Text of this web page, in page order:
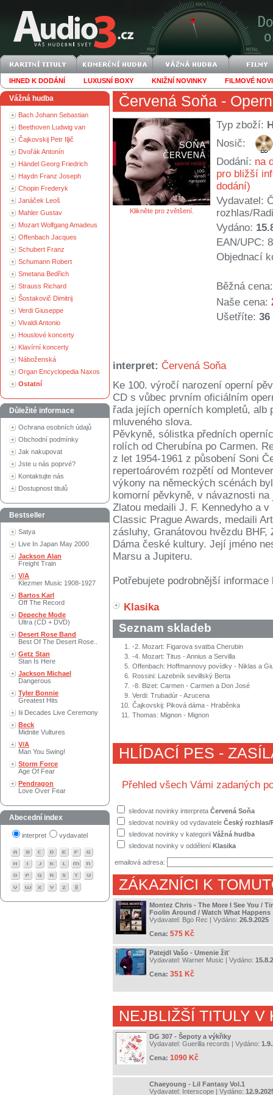
IHNED K DODÁNÍ LUXUSNÍ BOXY KNIŽNÍ NOVINKY FILMOVÉ
Vážná hudba
Bach Johann Sebastian
Beethoven Ludwig van
Čajkovskij Petr Iljič
Dvořák Antonín
Händel Georg Friedrich
Haydn Franz Joseph
Chopin Frederyk
Janáček Leoš
Mahler Gustav
Mozart Wolfgang Amadeus
Offenbach Jacques
Schubert Franz
Schumann Robert
Smetana Bedřich
Strauss Richard
Šostakovič Dimitrij
Verdi Giuseppe
Vivaldi Antonio
Houslové koncerty
Klavírní koncerty
Náboženská
Organ Encyclopedia Naxos
Ostatní
Důležité informace
Ochrana osobních údajů
Obchodní podmínky
Jak nakupovat
Jste u nás poprvé?
Kontaktujte nás
Dostupnost titulů
Bestseller
Satya
Live In Japan May 2000
Jackson Alan
Freight Train
V/A
Klezmer Music 1908-1927
Bartos Karl
Off The Record
Depeche Mode
Ultra (CD + DVD)
Desert Rose Band
Best Of The Desert Rose..
Getz Stan
Stan Is Here
Jackson Michael
Dangerous
Tyler Bonnie
Greatest Hits
Iii Decades Live Ceremony
Beck
Midnite Vultures
V/A
Man You Swing!
Storm Force
Age Of Fear
Pendragon
Love Over Fear
Abecední index
interpret vydavatel
Červená Soňa -
Klikněte pro zvětšení.
Typ zboží:
Nosič:
Dodání: na
pro bližší
dodání)
Vydavatel:
rozhlas/
Vydáno:
EAN/UPC:
Objednací
Běžná cena:
Naše cena:
Ušetříte: 36
interpret: Červená Soňa
Ke 100. výročí narození operní
CD s vůbec prvním oficiálním
řada jejích operních kompletů, alb
mluveného slova.
Pěvkyně, sólistka předních
rolích od Cherubína po Carmen.
z let 1954-1961 z působení Soni
repertoárovém rozpětí od
výkony na německých scénách
komorní pěvkyně, v návaznosti
Zlatou medaili J. F. Kennedyho a
Classic Prague Awards, medaili
zásluhy, Granátovou hvězdu
Dáma české kultury. Její jméno
Marsu a Jupiteru.
Potřebujete podrobnější
Klasika
Seznam skladeb
1.
-2. Mozart: Figarova svatba Cherubin
3. -4. Mozart: Titus - Annius a Servilla
5. Offenbach: Hoffmannovy povídky - Niklas a
6.
Rossini: Lazebník sevillský Berta
7. -8. Bizet: Carmen - Carmen a Don José
9. Verdi: Trubadúr - Azucena
10. Čajkovskij: Piková dáma - Hraběnka
11.
Thomas: Mignon - Mignon
HLÍDACÍ PES -
Přehled všech Vámi zadaných
sledovat novinky interpreta Červená Soňa
sledovat novinky od vydavatele Český rozhlas/
sledovat novinky v kategorii Vážná hudba
sledovat novinky v oddělení Klasika
emailová adresa:
ZÁKAZNÍCI K
Montez Chris - The More I See You /
Foolin Around / Watch What Happens
Vydavatel: Bgo Rec | Vydáno: 26.9.2025
Cena: 575 Kč
Patejdl Vašo - Umenie žiť
Vydavatel: Warner Music | Vydáno:
Cena: 351 Kč
NEJBLIŽŠÍ TITULY V
DG 307 - Šepoty a výkřiky
Vydavatel: Guerilla records | Vydáno:
Cena: 1090 Kč
Chaeyoung - Lil Fantasy Vol.1
Vydavatel: Interscope | Vydáno: